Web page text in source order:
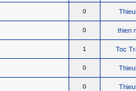
0
0 thien
1 Toc
0
0